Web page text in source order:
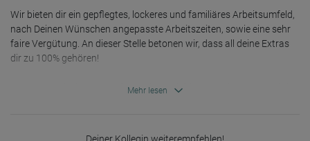
How long did the visitor stay?
Place of processing:
European Union & USA
Wir bieten dir ein gepflegtes, lockeres und familiäres Arbeitsumfeld,
nach Deinen Wünschen angepasste Arbeitszeiten, sowie eine sehr
faire Vergütung. An dieser Stelle betonen wir, dass all deine Extras
dir zu 100% gehören!
Wenn Du zwischen 18 und 40 Jahren alt bist, zuverlässig, attraktiv
Mehr lesen